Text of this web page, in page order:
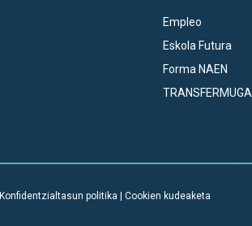
Empleo
Eskola Futura
Forma NAEN
Konfidentzialtasun politika Cookien kudeaketa